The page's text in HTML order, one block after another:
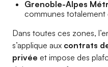
Grenoble-Alpes
communes totalement
Dans toutes ces zones,
s’applique aux contrats
privée et impose des